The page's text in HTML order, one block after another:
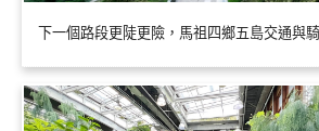
下一個路段更陡更險，馬祖四鄉五島交通與